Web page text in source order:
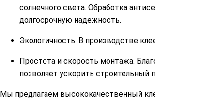
солнечного света. Обработка антисептическими
долгосрочную надежность.
Экологичность. В производстве клееного бруса
Простота и скорость монтажа. Благодаря точным
позволяет ускорить строительный процесс и
Мы предлагаем высококачественный клееный брус